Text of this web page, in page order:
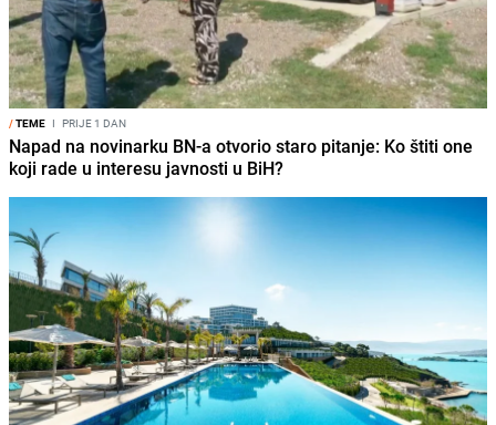
/TEME I PRIJE 1 DAN
Napad na novinarku BN-a otvorio staro pitanje: Ko štiti one
koji rade u interesu javnosti u BiH?